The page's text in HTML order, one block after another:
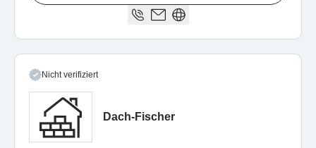
Nicht verifiziert
Dach-Fischer